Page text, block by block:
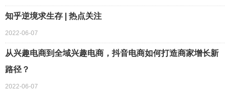
知乎逆境求生存 | 热点关注
2022-06-07
从兴趣电商到全域兴趣电商，抖音电商如何打造商家增长新
路径？
2022-06-07